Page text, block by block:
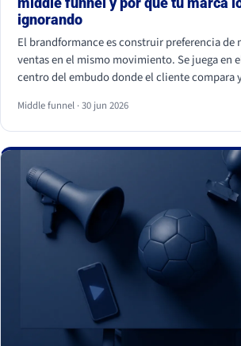
ignorando
El brandformance es construir preferencia de
ventas en el mismo movimiento. Se juega en
centro del embudo donde el cliente compara
invierte en los extremos (notoriedad y precio)
vacío, que es justo donde se gana o se pierde
marca blanca.
Middle funnel · 30 jun 2026